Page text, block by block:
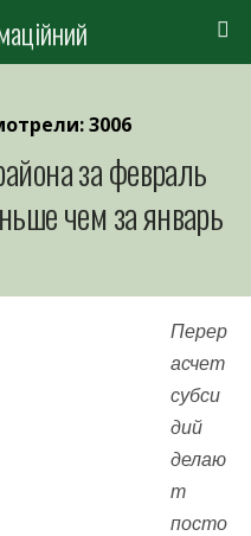
3006
за февраль
чем за январь
Перер
асчет
субси
дий
делаю
т
посто